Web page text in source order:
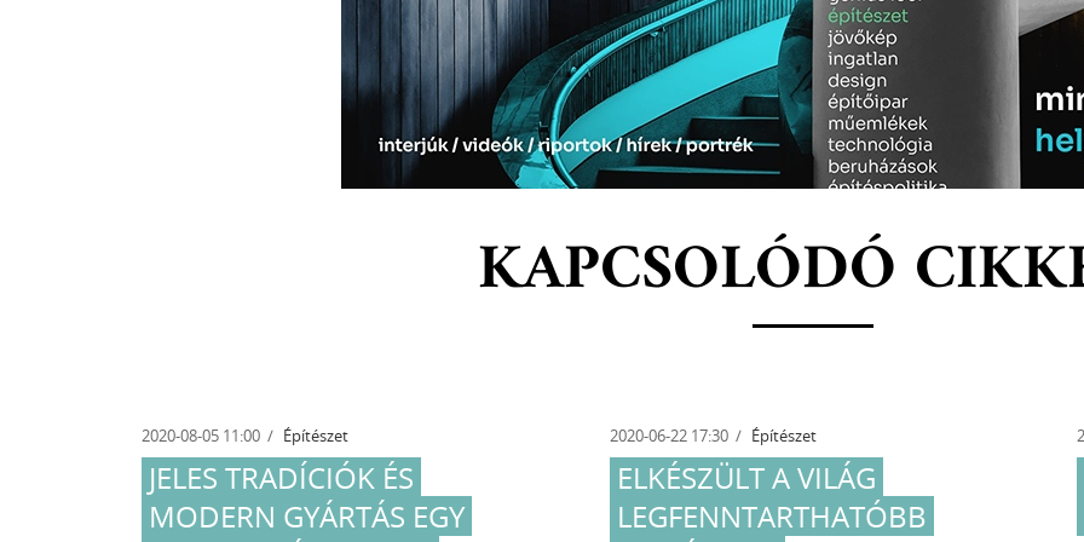
KAPCSOLÓDÓ
2020-08-05 11:00 Építészet
JELES TRADÍCIÓK ÉS
MODERN GYÁRTÁS EGY
2020-06-22 17:30 Építészet
ELKÉSZÜLT A VILÁG
LEGFENNTARTHATÓBB